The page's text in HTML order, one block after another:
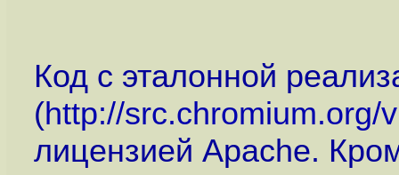
Код с эталонной
(http://src.chromium.org/
лицензией Apache.